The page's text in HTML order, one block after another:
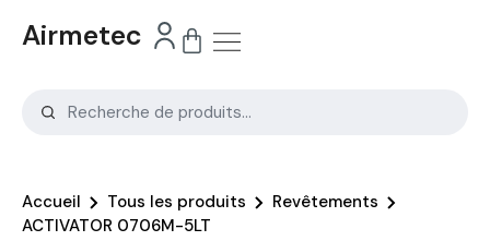
Airmetec
Accueil Tous les produits
Revêtements
ACTIVATOR 0706M-5LT